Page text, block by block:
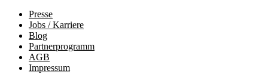
Presse
Jobs / Karriere
Blog
Partnerprogramm
AGB
Impressum